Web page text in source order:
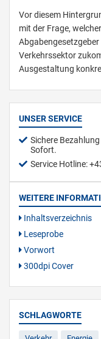
Vor diesem
mit der Frage,
Verkehrssektor
Ausgestaltung
UNSER SERVICE
Sichere
Sofort.
Service Hotline:
WEITERE
Inhaltsverzeichnis
Leseprobe
Vorwort
300dpi Cover
SCHLAGWORTE